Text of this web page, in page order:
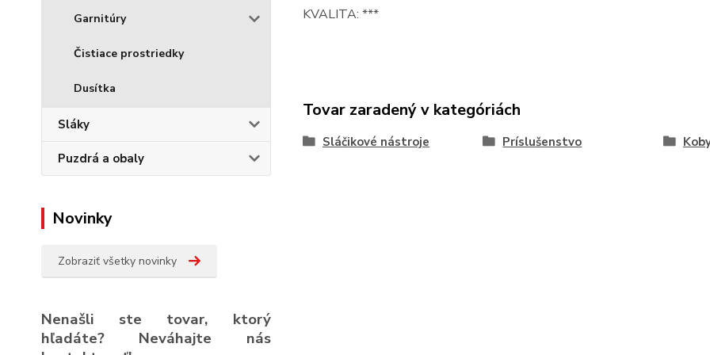
Garnitúry
Čistiace prostriedky
Dusítka
Sláky
Puzdrá a obaly
Novinky
Zobraziť všetky novinky
Nenašli ste tovar, ktorý
hľadáte? Neváhajte nás
KVALITA: ***
Tovar zaradený v kategóriách
Sláčikové nástroje Príslušenstvo